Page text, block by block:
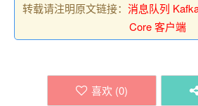
转载请注明原文链接： 消息队列
Core 客户端
喜欢 (0)